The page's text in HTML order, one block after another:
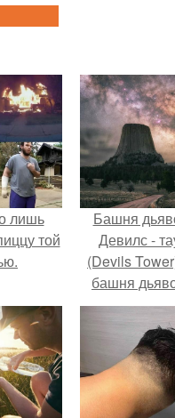
лишь
той
Башня
Девилс -
(Devils
башня
монолит
высотой
уровнем